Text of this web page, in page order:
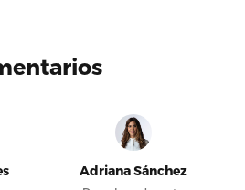
Adriana Sánchez